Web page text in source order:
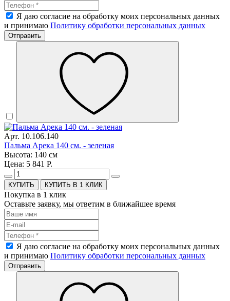
Я даю согласие на обработку моих персональных данных
и принимаю Политику обработки персональных данных
Отправить
Арт. 10.106.140
Пальма Арека 140 см. - зеленая
Высота: 140 см
Цена: 5 841 Р.
КУПИТЬ В 1 КЛИК
Покупка в 1 клик
Оставьте заявку, мы ответим в ближайшее время
Я даю согласие на обработку моих персональных данных
и принимаю Политику обработки персональных данных
Отправить